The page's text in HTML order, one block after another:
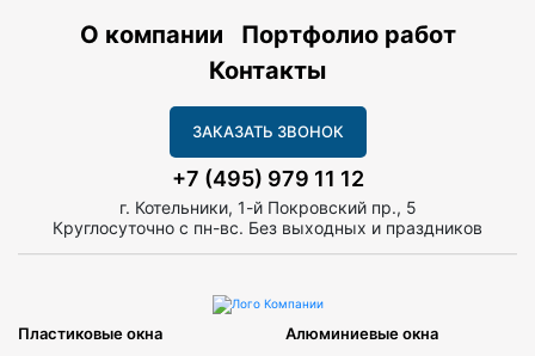
О компании
Портфолио работ
Контакты
ЗАКАЗАТЬ ЗВОНОК
+7 (495) 979 11 12
г. Котельники, 1-й Покровский пр., 5
Круглосуточно с пн-вс. Без выходных и праздников
Пластиковые окна Алюминиевые окна